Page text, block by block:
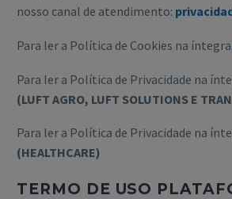
nosso canal de atendimento:
Para ler a Política de Cookies na
Para ler a Política de Privacidade na
(LUFT AGRO, LUFT SOLUTIONS E
Para ler a Política de Privacidade na
(HEALTHCARE)
TERMO DE USO